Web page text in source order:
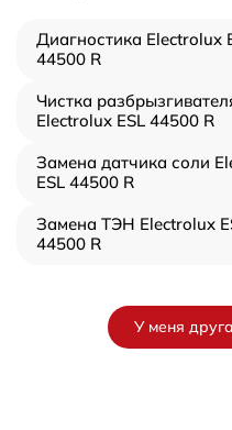
Диагностика Electrolux
44500 R
Чистка
Electrolux ESL 44500 R
Замена датчика соли
ESL 44500 R
Замена ТЭН Electrolux
44500 R
У меня